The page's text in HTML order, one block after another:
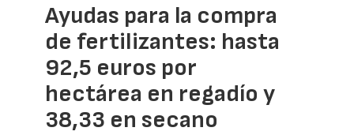
Ayudas para la compra
de fertilizantes: hasta
92,5 euros por
hectárea en regadío y
38,33 en secano